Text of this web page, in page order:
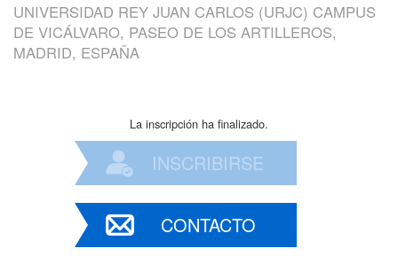
UNIVERSIDAD REY JUAN CARLOS (URJC) CAMPUS
DE VICÁLVARO, PASEO DE LOS ARTILLEROS,
MADRID, ESPAÑA
La inscripción ha finalizado.
INSCRIBIRSE
CONTACTO